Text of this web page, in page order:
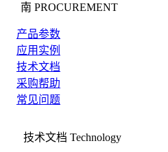
南 PROCUREMENT
产品参数
应用实例
技术文档
采购帮助
常见问题
技术文档 Technology